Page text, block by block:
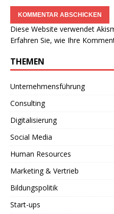
Diese Website verwendet
Erfahren Sie, wie Ihre
THEMEN
Unternehmensführung
Consulting
Digitalisierung
Social Media
Human Resources
Marketing & Vertrieb
Bildungspolitik
Start-ups